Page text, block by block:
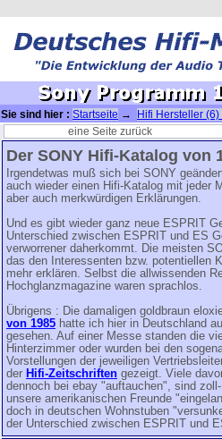
Sie sind hier : Startseite → Hifi Hersteller (6)
Sony Programm 1987-88 Hifi
eine Seite zurück
Der SONY Hifi-Katalog von
Irgendetwas muß sich bei SONY
auch wieder einen Hifi-Katalog mit jeder
aber auch merkwürdigen Erklärungen.
Und es gibt wieder ganz neue ESPRIT
Unterschied zwischen ESPRIT und ES
verworrener daherkommt. Die meisten
das den Interessenten bzw. potentiellen
mehr erklären. Selbst die allwissenden
Hochglanzmagazine waren sprachlos.
Übrigens : Die damaligen goldbraun
von 1985 hatte ich hier in Deutschland
gesehen. Auf einer Messe standen die
Hinterzimmer oder wurden bei den
Vorstellungen der jeweiligen
der Hifi-Zeitschriften gezeigt. Viele
dennoch bei ebay "auftauchen", sind
unsere amerikanischen Freunde
doch in deutschen Wohnstuben
der Unterschied zwischen ESPRIT und